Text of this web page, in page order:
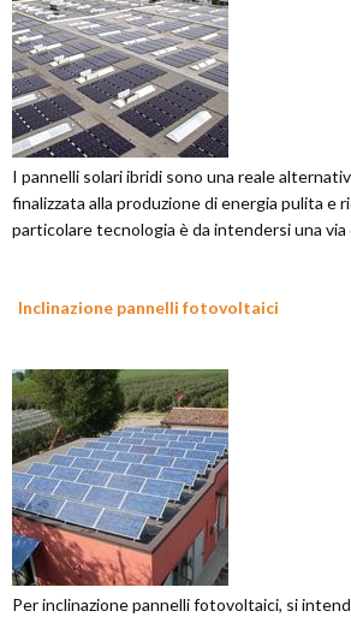
I pannelli solari ibridi sono una reale
finalizzata alla produzione di energia pulita e
particolare tecnologia è da intendersi una
Inclinazione pannelli fotovoltaici
Per inclinazione pannelli fotovoltaici, si